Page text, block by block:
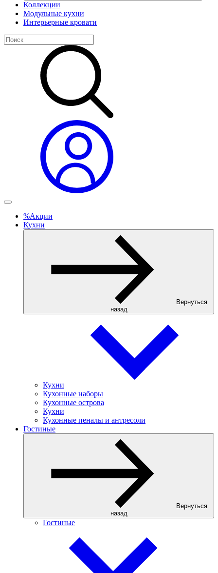
Коллекции
Модульные кухни
Интерьерные кровати
%Акции
Кухни
Вернуться
назад
Кухни
Кухонные наборы
Кухонные острова
Кухни
Кухонные пеналы и антресоли
Гостиные
Вернуться
назад
Гостиные